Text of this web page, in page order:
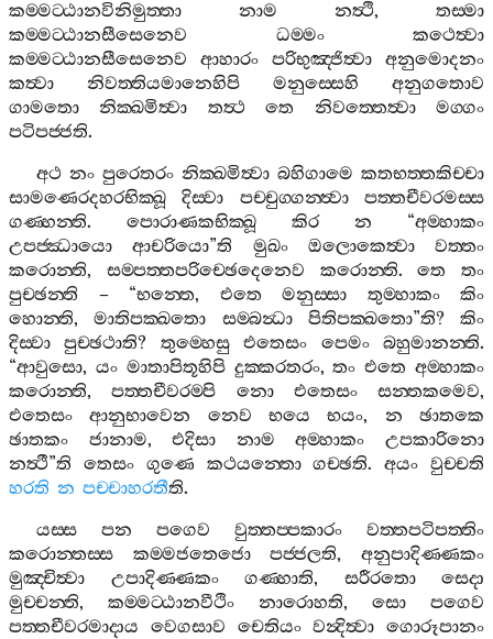
කම‍්මට‍්ඨානවිනිමුත‍්තා
නාම නත්‍ථි, තස‍්මා
කම‍්මට‍්ඨානසීසෙනෙව
ධම‍්මං
කථෙත්‍වා
කම‍්මට‍්ඨානසීසෙනෙව
ආහාරං පරිභුඤ‍්ජිත්‍වා
අනුමොදනං
කත්‍වා
නිවත‍්තියමානෙහිපි මනුස‍්සෙහි
අනුගතොව
ගාමතො
නික‍්ඛමිත්‍වා තත්‍ථ තෙ නිවත‍්තෙත්‍වා
මග‍්ගං
පටිපජ‍්ජති.
අථ නං පුරෙතරං නික‍්ඛමිත්‍වා බහිගාමෙ කතභත‍්තකිච‍්චා
සාමණෙරදහරභික‍්ඛූ
දිස‍්වා පච‍්චුග‍්ගන‍්ත්‍වා
පත‍්තචීවරමස‍්ස
ගණ‍්හන‍්ති. පොරාණකභික‍්ඛූ කිර න “අම‍්හාකං
උපජ‍්ඣායො
ආචරියො”ති මුඛං ඔලොකෙත්‍වා
වත‍්තං
කරොන‍්ති, සම‍්පත‍්තපරිච‍්ඡෙදෙනෙව කරොන‍්ති.තෙ
තං
පුච‍්ඡන‍්ති – “භන‍්තෙ, එතෙ මනුස‍්සා තුම‍්හාකං
කිං
හොන‍්ති,මාතිපක‍්ඛතො සම‍්බන්‍ධා පිතිපක‍්ඛතො”ති? කිං
දිස‍්වා
පුච‍්ඡථාති? තුම‍්හෙසු එතෙසං පෙමං බහුමානන‍්ති.
“ආවුසො, යං මාතාපිතූහිපි දුක‍්කරතරං,තං එතෙ අම‍්හාකං
කරොන‍්ති,පත‍්තචීවරම‍්පි නො එතෙසං සන‍්තකමෙව,
එතෙසං
ආනුභාවෙන නෙව භයෙ භයං, න
ඡාතකෙ
ඡාතකං
ජානාම,එදිසා නාම අම‍්හාකං
උපකාරිනො
නත්‍ථී”ති තෙසං ගුණෙ කථයන‍්තො ගච‍්ඡති.අයං වුච‍්චති
හරති න පච‍්චාහරතීති.
යස‍්ස
පන පගෙව වුත‍්තප‍්පකාරං
වත‍්තපටිපත‍්තිං
කරොන‍්තස‍්ස
කම‍්මජතෙජො පජ‍්ජලති,අනුපාදිණ‍්ණකං
මුඤ‍්චිත්‍වා
උපාදිණ‍්ණකං ගණ‍්හාති, සරීරතො
සෙදා
මුච‍්චන‍්ති, කම‍්මට‍්ඨානවීථිං නාරොහති, සො
පගෙව
පත‍්තචීවරමාදාය
වෙගසාව චෙතියං වන්‍දිත්‍වා ගොරූපානං